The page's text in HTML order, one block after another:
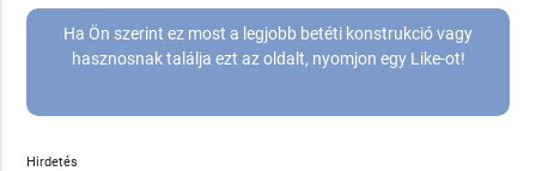
Ha Ön szerint ez most a legjobb betéti konstrukció vagy
hasznosnak találja ezt az oldalt, nyomjon egy Like-ot!
Hirdetés